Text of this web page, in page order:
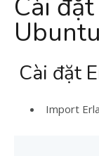
Cài
Cài đặt
Import